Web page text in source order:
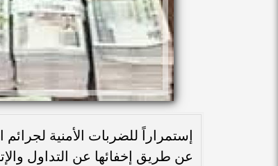
إستمراراً للضربات الأمنية لجرائم
عن طريق إخفائها عن التداول